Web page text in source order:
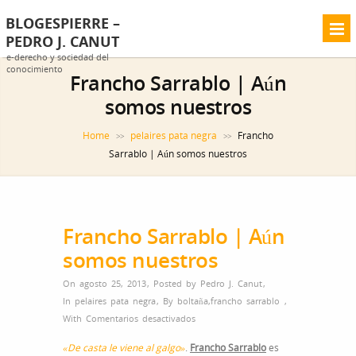
BLOGESPIERRE –
PEDRO J. CANUT
e-derecho y sociedad del
conocimiento
Francho Sarrablo | Aún
somos nuestros
Home >> pelaires pata negra >>
Francho
Sarrablo | Aún somos nuestros
Francho Sarrablo | Aún
somos nuestros
On agosto 25, 2013, Posted by Pedro J. Canut,
In pelaires pata negra, By boltaña,francho sarrablo ,
With Comentarios desactivadosen
Sarrablo
«De casta le viene al galgo». Francho Sarrabloes